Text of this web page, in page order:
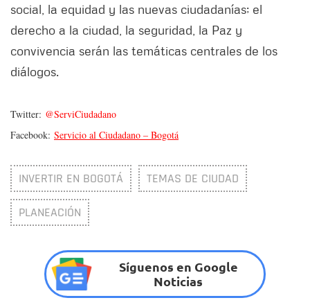
social, la equidad y las nuevas ciudadanías; el
derecho a la ciudad, la seguridad, la Paz y
convivencia serán las temáticas centrales de los
diálogos.
Twitter: @ServiCiudadano
Facebook: Servicio al Ciudadano – Bogotá
INVERTIR EN BOGOTÁ TEMAS DE CIUDAD
PLANEACIÓN
Síguenos en Google
Noticias